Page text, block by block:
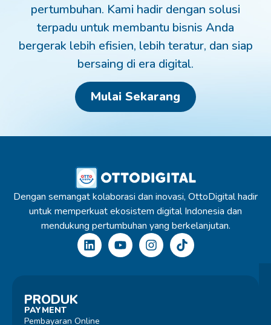
pertumbuhan. Kami hadir dengan solusi
terpadu untuk membantu bisnis Anda
bergerak lebih efisien, lebih teratur, dan siap
bersaing di era digital.
Mulai Sekarang
Dengan semangat kolaborasi dan inovasi, OttoDigital hadir
untuk memperkuat ekosistem digital Indonesia dan
mendukung pertumbuhan yang berkelanjutan.
PRODUK
PAYMENT
Pembayaran Online